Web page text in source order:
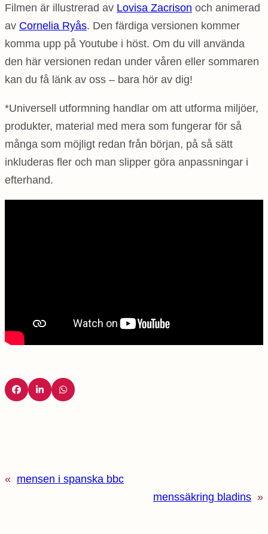
Filmen är illustrerad av Lovisa Zacrison och animerad
av Cornelia Ryås. Den färdiga versionen kommer
komma upp på Youtube i höst. Om du vill använda
den här versionen redan under våren eller sommaren
kan du få länk av oss – bara hör av dig!
*Universell utformning handlar om att utforma miljöer,
produkter, material med mera som fungerar för så
många som möjligt redan från början, på så sätt
inkluderas fler och man slipper göra anpassningar i
efterhand.
« mensen i spanska bbc
menssäkring bladins »